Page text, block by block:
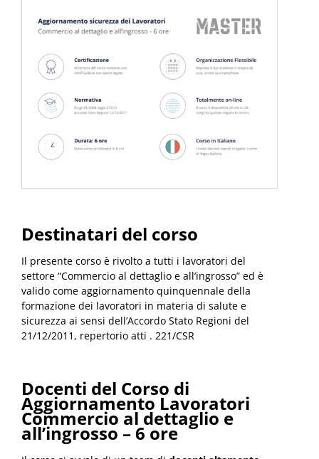
Destinatari del corso
Il presente corso è rivolto a tutti i lavoratori del
settore “Commercio al dettaglio e all’ingrosso” ed è
valido come aggiornamento quinquennale della
formazione dei lavoratori in materia di salute e
sicurezza ai sensi dell’Accordo Stato Regioni del
21/12/2011, repertorio atti . 221/CSR
Docenti del Corso di
Aggiornamento Lavoratori
Commercio al dettaglio e
all’ingrosso – 6 ore